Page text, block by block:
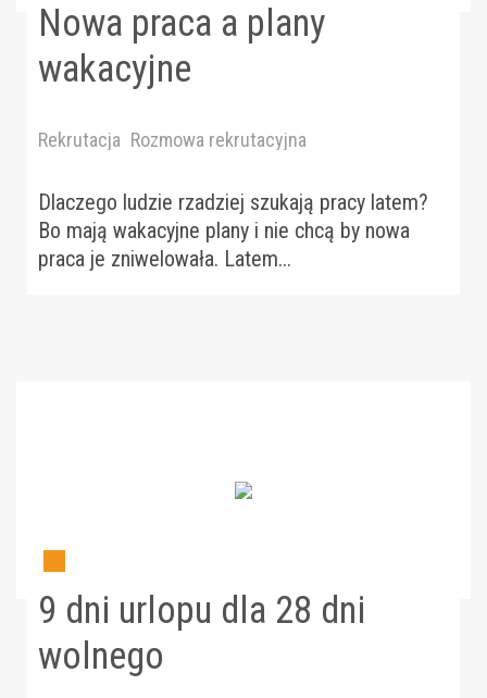
Nowa praca a plany
wakacyjne
Rekrutacja Rozmowa rekrutacyjna
Dlaczego ludzie rzadziej szukają pracy latem?
Bo mają wakacyjne plany i nie chcą by nowa
praca je zniwelowała. Latem...
9 dni urlopu dla 28 dni
wolnego